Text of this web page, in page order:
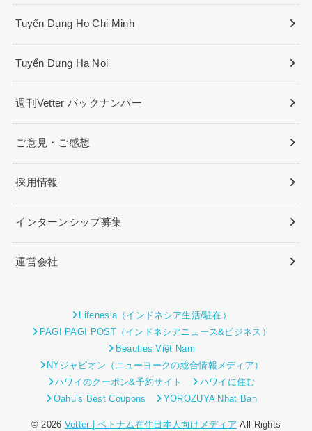
Tuyển Dụng Ho Chi Minh
Tuyển Dụng Ha Noi
週刊Vetter バックナンバー
ご意見・ご感想
採用情報
インターンシップ募集
運営会社
Lifenesia（インドネシア生活/駐在）
PAGI PAGI POST（インドネシアニュース&ビジネス）
Beauties Việt Nam
NYジャピオン（ニューヨークの総合情報メディア）
ハワイのクーポン&予約サイト
ハワイに住む
Oahu’s Best Coupons
YOROZUYA Nhat Ban
© 2026 Vetter | ベトナム在住日本人向けメディア All Rights